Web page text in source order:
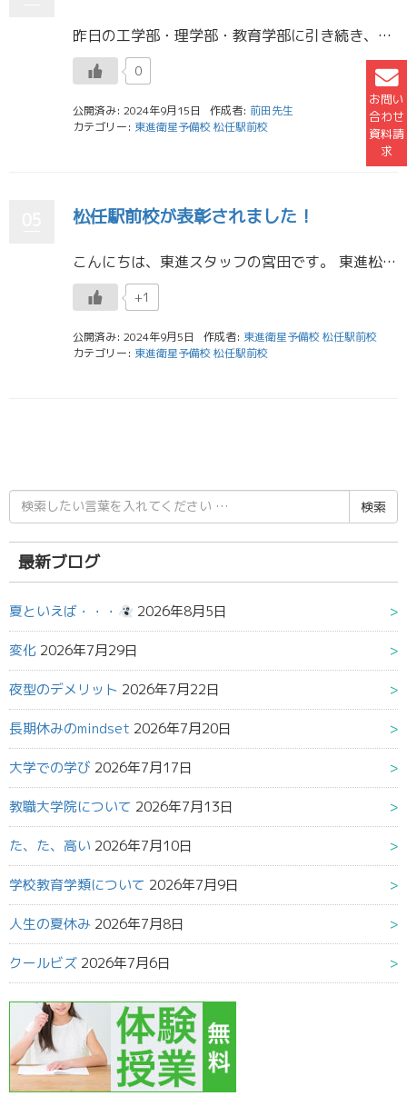
お問い
合わせ
資料請
求
昨日の工学部・理学部・教育学部に引き続き、今日は薬学部・医学部の学部紹介を行いました。 高１生中心に高２・３年生も数名参加してくれて盛り上がりました。 あまり知らなかった学部についても、リアルな話がたくさん聞けたのではな […]
0
公開済み: 2024年9月15日 作成者: 前田先生
カテゴリー: 東進衛星予備校 松任駅前校
松任駅前校が表彰されました！
こんにちは、東進スタッフの宮田です。 東進松任駅前校のがんばりが認められ、 「夏休み向上得点マラソン 過去問演習講座平均達成年数 二次私大部門」で全国第10位として表彰されました！！ 東進衛星予備校だけでなく、東進ハイス […]
+1
公開済み: 2024年9月5日 作成者: 東進衛星予備校 松任駅前校
カテゴリー: 東進衛星予備校 松任駅前校
検
索
結
果:
最新ブログ
夏といえば・・・ 2026年8月5日
変化 2026年7月29日
夜型のデメリット 2026年7月22日
長期休みのmindset 2026年7月20日
大学での学び 2026年7月17日
教職大学院について 2026年7月13日
た、た、高い 2026年7月10日
学校教育学類について 2026年7月9日
人生の夏休み 2026年7月8日
クールビズ 2026年7月6日